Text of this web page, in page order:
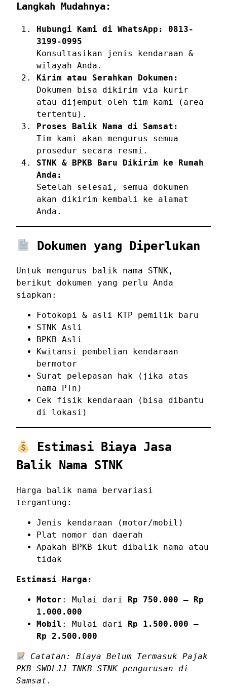
Langkah Mudahnya:
Hubungi Kami di WhatsApp: 0813-
3199-0995
Konsultasikan jenis kendaraan &
wilayah Anda.
Kirim atau Serahkan Dokumen:
Dokumen bisa dikirim via kurir
atau dijemput oleh tim kami (area
tertentu).
Proses Balik Nama di Samsat:
Tim kami akan mengurus semua
prosedur secara resmi.
STNK & BPKB Baru Dikirim ke Rumah
Anda:
Setelah selesai, semua dokumen
akan dikirim kembali ke alamat
Anda.
Dokumen yang Diperlukan
Untuk mengurus balik nama STNK,
berikut dokumen yang perlu Anda
siapkan:
Fotokopi & asli KTP pemilik baru
STNK Asli
BPKB Asli
Kwitansi pembelian kendaraan
bermotor
Surat pelepasan hak (jika atas
nama PTn)
Cek fisik kendaraan (bisa dibantu
di lokasi)
Estimasi Biaya Jasa
Balik Nama STNK
Harga balik nama bervariasi
tergantung:
Jenis kendaraan (motor/mobil)
Plat nomor dan daerah
Apakah BPKB ikut dibalik nama atau
tidak
Estimasi Harga:
Motor : Mulai dari
Rp 750.000 – Rp
1.000.000
Mobil : Mulai dari
Rp 1.500.000 –
Rp 2.500.000
Catatan: Biaya Belum Termasuk Pajak
PKB SWDLJJ TNKB STNK pengurusan di
Samsat.